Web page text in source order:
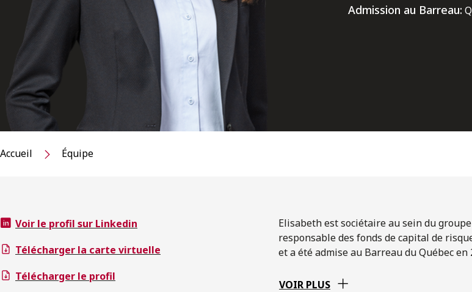
Admission au Barreau:
Accueil Équipe
Voir le profil sur Linkedin
Télécharger la carte virtuelle
Télécharger le profil
Elisabeth est sociétaire au sein du
responsable des fonds de capital de
et a été admise au Barreau du Québec en
VOIR PLUS